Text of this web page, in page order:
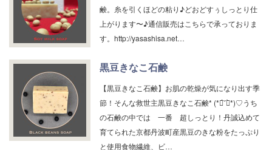
鹸。糸を引くほどの粘り♪どおどすぅしっとり仕
上がります〜♪通信販売はこちらで承っておりま
す。http://yasashisa.net…
黒豆きなこ石鹸
【黒豆きなこ石鹸】お肌の乾燥が気になり出す季
節！そんな救世主黒豆きなこ石鹸* (*ฅ́˘ฅ̀*)♡うち
の石鹸の中では 一番 超しっとり！丹誠込めて
育てられた京都丹波町産黒豆のきな粉をたっぷり
と使用食物繊維、ビ…